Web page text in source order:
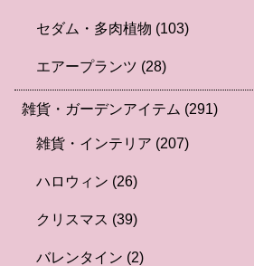
セダム・多肉植物 (103)
エアープランツ (28)
雑貨・ガーデンアイテム (291)
雑貨・インテリア (207)
ハロウィン (26)
クリスマス (39)
バレンタイン (2)